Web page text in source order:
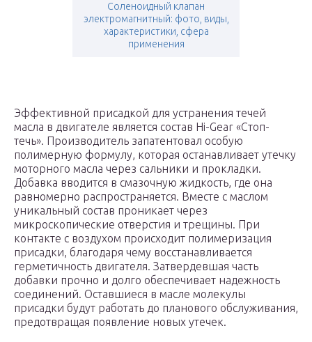
Соленоидный клапан
электромагнитный: фото, виды,
характеристики, сфера
применения
Эффективной присадкой для устранения течей
масла в двигателе является состав Hi-Gear «Стоп-
течь». Производитель запатентовал особую
полимерную формулу, которая останавливает утечку
моторного масла через сальники и прокладки.
Добавка вводится в смазочную жидкость, где она
равномерно распространяется. Вместе с маслом
уникальный состав проникает через
микроскопические отверстия и трещины. При
контакте с воздухом происходит полимеризация
присадки, благодаря чему восстанавливается
герметичность двигателя. Затвердевшая часть
добавки прочно и долго обеспечивает надежность
соединений. Оставшиеся в масле молекулы
присадки будут работать до планового обслуживания,
предотвращая появление новых утечек.